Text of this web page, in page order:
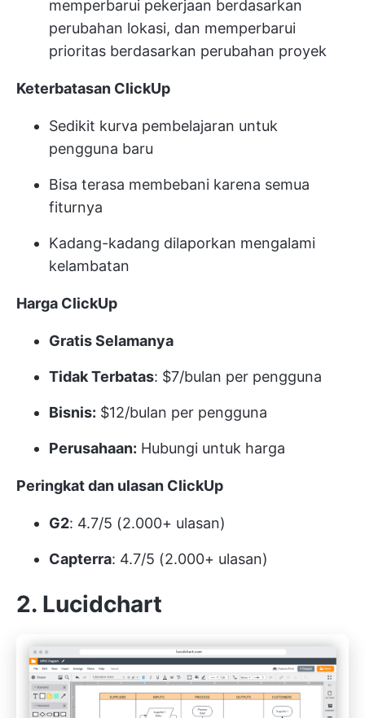
memperbarui pekerjaan berdasarkan
perubahan lokasi, dan memperbarui
prioritas berdasarkan perubahan proyek
Keterbatasan ClickUp
Sedikit kurva pembelajaran untuk
pengguna baru
Bisa terasa membebani karena semua
fiturnya
Kadang-kadang dilaporkan mengalami
kelambatan
Harga ClickUp
Gratis Selamanya
Tidak Terbatas: $7/bulan per pengguna
Bisnis: $12/bulan per pengguna
Perusahaan: Hubungi untuk harga
Peringkat dan ulasan ClickUp
G2: 4.7/5 (2.000+ ulasan)
Capterra: 4.7/5 (2.000+ ulasan)
2. Lucidchart